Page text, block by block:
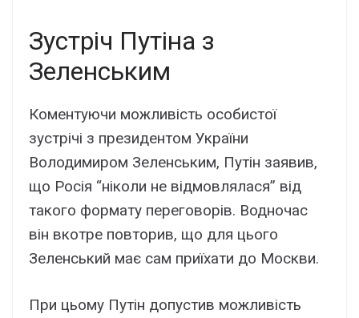
Зустріч Путіна з
Зеленським
Коментуючи можливість особистої
зустрічі з президентом України
Володимиром Зеленським, Путін заявив,
що Росія “ніколи не відмовлялася” від
такого формату переговорів. Водночас
він вкотре повторив, що для цього
Зеленський має сам приїхати до Москви.
При цьому Путін допустив можливість